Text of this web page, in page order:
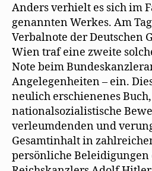
Anders verhielt es sich im
genannten Werkes. Am
Verbalnote der Deutschen
Wien traf eine zweite
Note beim
Angelegenheiten – ein.
neulich erschienenes
nationalsozialistische
verleumdenden und
Gesamtinhalt in
persönliche Beleidigungen